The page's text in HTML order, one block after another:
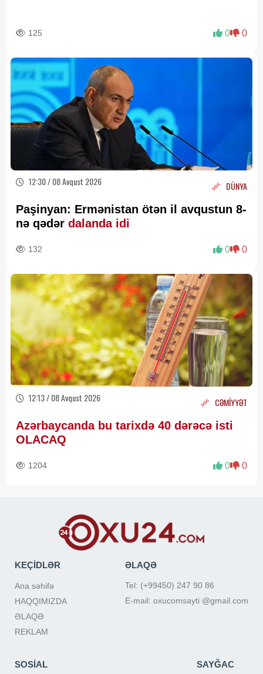
125 0 0
12:30 / 08 Avqust 2026 DÜNYA
Paşinyan: Ermənistan ötən il avqustun 8-
nə qədər dalanda idi
132 0 0
12:13 / 08 Avqust 2026 CƏMİYYƏT
Azərbaycanda bu tarixdə 40 dərəcə isti
OLACAQ
1204 0 0
KEÇİDLƏR
Ana səhifə
HAQQIMIZDA
ƏLAQƏ
REKLAM
ƏLAQƏ
Tel: (+99450) 247 90 86
E-mail: oxucomsayti @gmail.com
SOSİAL SAYĞAC